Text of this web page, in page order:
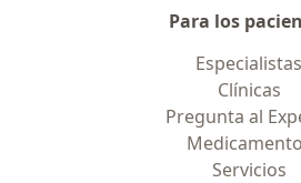
Para los
Especialistas
Clínicas
Pregunta al
Servicios